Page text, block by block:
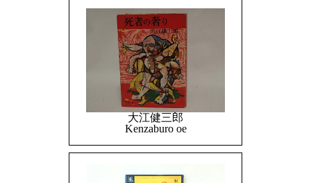
大江健三郎
Kenzaburo oe